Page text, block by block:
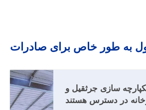
به طور خاص برای صادرات
سازی جرثقیل و
در دسترس هستند